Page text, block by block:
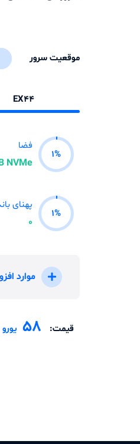
موقعیت سرور
EX44
1%
فضا
NVMe
1%
پهنای
0
موارد
قیمت: 58 یورو